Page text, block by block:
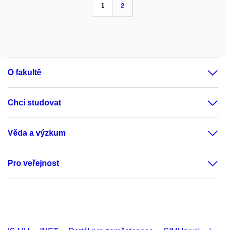
1 2
O fakultě
Chci studovat
Věda a výzkum
Pro veřejnost